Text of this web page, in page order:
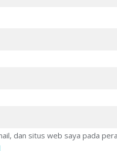
dan situs web saya pada